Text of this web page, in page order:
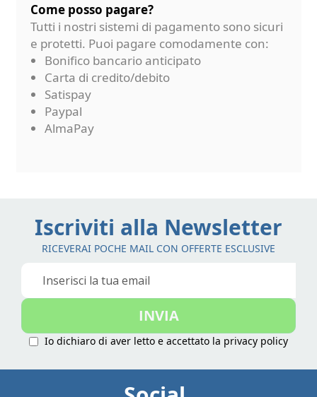
Come posso pagare?
Tutti i nostri sistemi di pagamento sono sicuri
e protetti. Puoi pagare comodamente con:
Bonifico bancario anticipato
Carta di credito/debito
Satispay
Paypal
AlmaPay
Iscriviti alla Newsletter
RICEVERAI POCHE MAIL CON OFFERTE ESCLUSIVE
Iscriviti
nostra
INVIA
Io dichiaro di aver letto e accettato la privacy policy